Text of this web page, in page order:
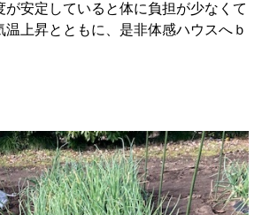
が安定していると体に負担が少なくて
上昇とともに、是非体感ハウスへｂ